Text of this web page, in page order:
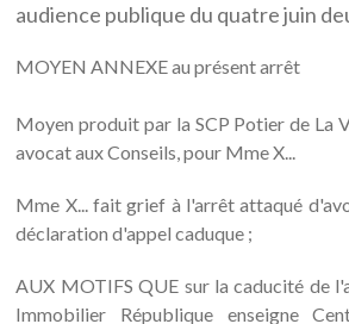
audience publique du quatre juin
MOYEN ANNEXE au présent arrêt
Moyen produit par la SCP Potier de La
avocat aux Conseils, pour Mme X...
Mme X... fait grief à l'arrêt attaqué
déclaration d'appel caduque ;
AUX MOTIFS QUE sur la caducité de
Immobilier République enseigne